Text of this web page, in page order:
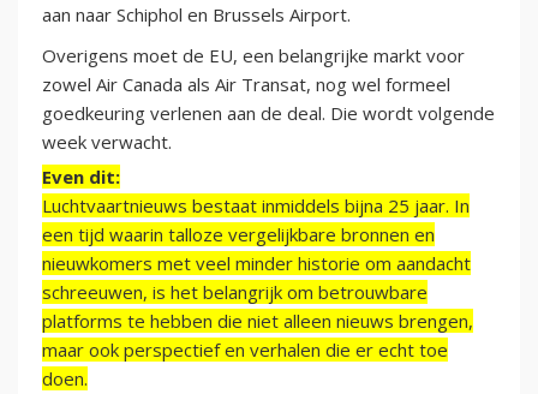
aan naar Schiphol en Brussels Airport.
Overigens moet de EU, een belangrijke markt voor
zowel Air Canada als Air Transat, nog wel formeel
goedkeuring verlenen aan de deal. Die wordt volgende
week verwacht.
Even dit:
Luchtvaartnieuws bestaat inmiddels bijna 25 jaar. In
een tijd waarin talloze vergelijkbare bronnen en
nieuwkomers met veel minder historie om aandacht
schreeuwen, is het belangrijk om betrouwbare
platforms te hebben die niet alleen nieuws brengen,
maar ook perspectief en verhalen die er echt toe
doen.